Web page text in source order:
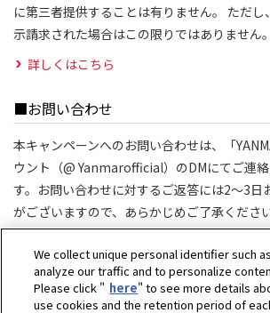
に第三者提供することは有りません。 ただ
示請求された場合はこの限りではありません。
詳しくはこちら
■お問い合わせ
本キャンペーンへのお問い合わせは、「
ウント（@ Yanmarofficial）のDMにてご連
す。お問い合わせに対するご返答には2～3日
がございますので、あらかじめご了承ください
対応時間：平日10:00-17:00（土日祝日を除
We collect unique personal identifier such
analyze our traffic and to personalize
Please click " here" to see more details
use cookies and the retention period of